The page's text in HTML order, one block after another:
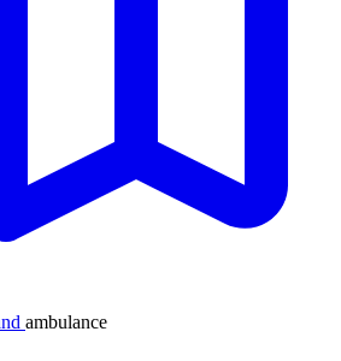
ambulance